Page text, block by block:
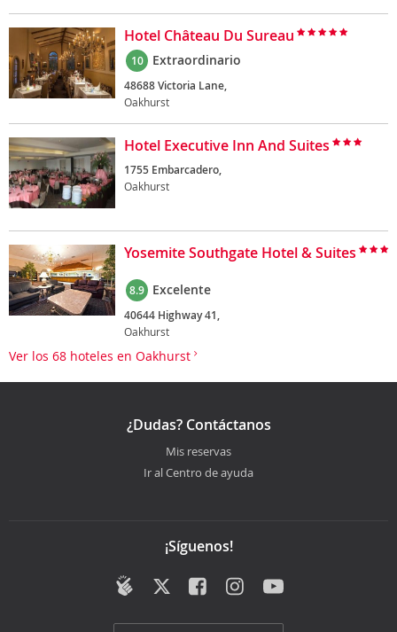
Hotel Château Du Sureau
10 Extraordinario
48688 Victoria Lane,
Oakhurst
Hotel Executive Inn And Suites
1755 Embarcadero,
Oakhurst
Yosemite Southgate Hotel & Suites
8.9 Excelente
40644 Highway 41,
Oakhurst
Ver los 68 hoteles en Oakhurst
¿Dudas? Contáctanos
Mis reservas
Ir al Centro de ayuda
¡Síguenos!